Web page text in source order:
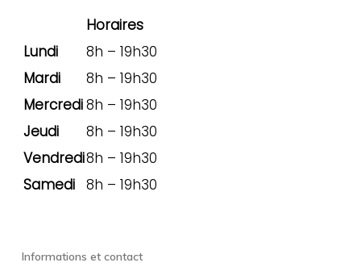
Horaires
Lundi
8h – 19h30
Mardi
8h – 19h30
Mercredi8h – 19h30
Jeudi
8h – 19h30
Vendredi8h – 19h30
Samedi 8h – 19h30
Informations et contact